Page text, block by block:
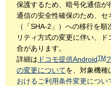
保護するため、暗号化通信
通信の安全性確保のため、
（「SHA-2」）への移行を
リティ方式の変更に伴い、
合があります。
詳細は ドコモ提供AndroidTM
の変更についてを、対象機種
おけるご利用条件変更につい